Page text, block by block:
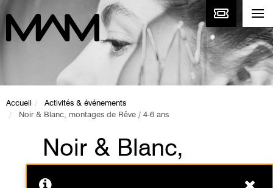
Accueil
Activités & événements
Noir & Blanc, montages de Rêve / 4-6 ans
Noir & Blanc,
montages de Rêve /